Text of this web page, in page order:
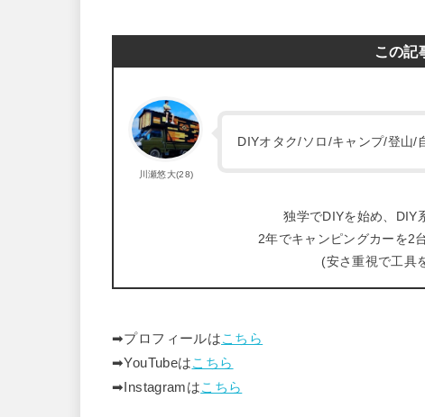
この記
川瀬悠大(28)
DIYオタク/ソロ/キャンプ/登山/
独学でDIYを始め、DIY
2年でキャンピングカーを2
(安さ重視で工具
➡︎プロフィールはこちら
➡︎YouTubeはこちら
➡︎Instagramはこちら